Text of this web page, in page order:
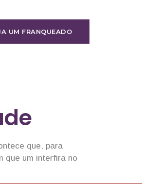
UM FRANQUEADO
que, para
que um interfira no